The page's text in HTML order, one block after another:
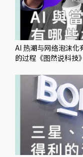
AI 热潮与网络泡沫化
的过程《图然说科技